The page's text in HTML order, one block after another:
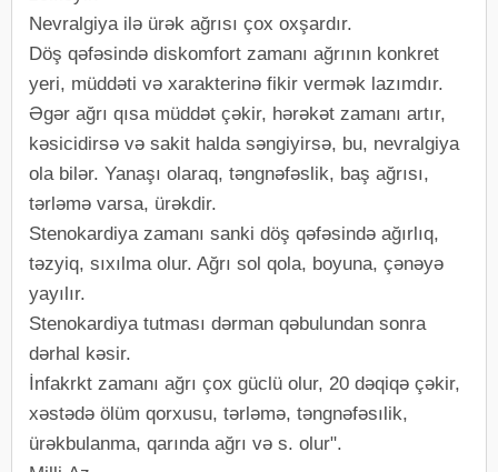
Nevralgiya ilə ürək ağrısı çox oxşardır.
Döş qəfəsində diskomfort zamanı ağrının konkret
yeri, müddəti və xarakterinə fikir vermək lazımdır.
Əgər ağrı qısa müddət çəkir, hərəkət zamanı artır,
kəsicidirsə və sakit halda səngiyirsə, bu, nevralgiya
ola bilər. Yanaşı olaraq, təngnəfəslik, baş ağrısı,
tərləmə varsa, ürəkdir.
Stenokardiya zamanı sanki döş qəfəsində ağırlıq,
təzyiq, sıxılma olur. Ağrı sol qola, boyuna, çənəyə
yayılır.
Stenokardiya tutması dərman qəbulundan sonra
dərhal kəsir.
İnfakrkt zamanı ağrı çox güclü olur, 20 dəqiqə çəkir,
xəstədə ölüm qorxusu, tərləmə, təngnəfəsılik,
ürəkbulanma, qarında ağrı və s. olur".